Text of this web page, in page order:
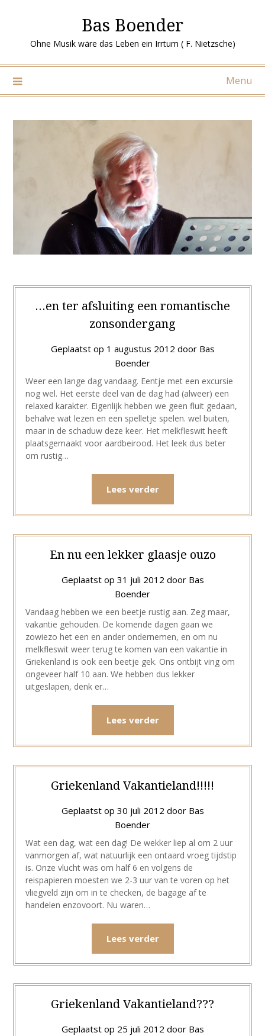
Bas Boender
Ohne Musik wäre das Leben ein Irrtum ( F. Nietzsche)
Menu
Boender
van
zich
af….
…en ter afsluiting een romantische
zonsondergang
Geplaatst op 1 augustus 2012 door Bas
Boender
Weer een lange dag vandaag. Eentje met een excursie
nog wel. Het eerste deel van de dag had (alweer) een
relaxed karakter. Eigenlijk hebben we geen fluit gedaan,
behalve wat lezen en een spelletje spelen. wel buiten,
maar in de schaduw deze keer. Het melkfleswit heeft
plaatsgemaakt voor aardbeirood. Het leek dus beter
om rustig…
Lees verder
En nu een lekker glaasje ouzo
Geplaatst op 31 juli 2012 door Bas
Boender
Vandaag hebben we een beetje rustig aan. Zeg maar,
vakantie gehouden. De komende dagen gaan we
zowiezo het een en ander ondernemen, en om nu
melkfleswit weer terug te komen van een vakantie in
Griekenland is ook een beetje gek. Ons ontbijt ving om
ongeveer half 10 aan. We hebben dus lekker
uitgeslapen, denk er…
Lees verder
Griekenland Vakantieland!!!!!
Geplaatst op 30 juli 2012 door Bas
Boender
Wat een dag, wat een dag! De wekker liep al om 2 uur
vanmorgen af, wat natuurlijk een ontaard vroeg tijdstip
is. Onze vlucht was om half 6 en volgens de
reispapieren moesten we 2-3 uur van te voren op het
vliegveld zijn om in te checken, de bagage af te
handelen enzovoort. Nu waren…
Lees verder
Griekenland Vakantieland???
Geplaatst op 25 juli 2012 door Bas